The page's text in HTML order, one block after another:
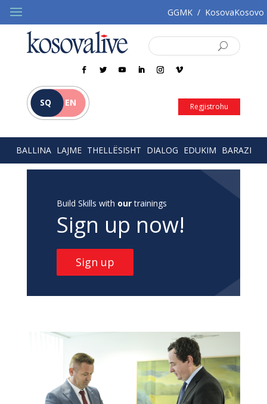
GGMK / KosovaKosovo
SQ EN Regjistrohu
BALLINA LAJME THELLËSISHT DIALOG EDUKIM BARAZI
Build Skills with ourtrainings
Sign up now!
Sign up